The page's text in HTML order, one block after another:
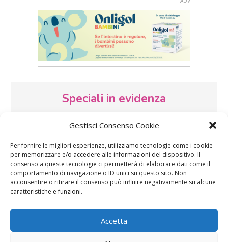
Gestisci Consenso Cookie
Per fornire le migliori esperienze, utilizziamo tecnologie come i cookie
per memorizzare e/o accedere alle informazioni del dispositivo. Il
consenso a queste tecnologie ci permetterà di elaborare dati come il
comportamento di navigazione o ID unici su questo sito. Non
acconsentire o ritirare il consenso può influire negativamente su alcune
caratteristiche e funzioni.
Accetta
Speciali in evidenza
Vaccini SOS Pediatra